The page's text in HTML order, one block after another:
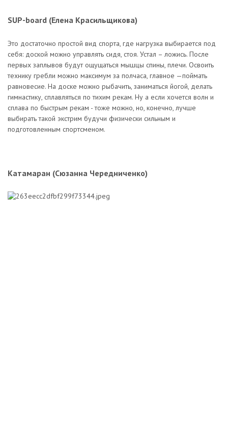
SUP-board (Елена Красильщикова)
Это достаточно простой вид спорта, где нагрузка выбирается под
себя: доской можно управлять сидя, стоя. Устал – ложись. После
первых заплывов будут ощущаться мышцы спины, плечи. Освоить
технику гребли можно максимум за полчаса, главное —поймать
равновесие. На доске можно рыбачить, заниматься йогой, делать
гимнастику, сплавляться по тихим рекам. Ну а если хочется волн и
сплава по быстрым рекам - тоже можно, но, конечно, лучше
выбирать такой экстрим будучи физически сильным и
подготовленным спортсменом.
Катамаран (Сюзанна Чередниченко)